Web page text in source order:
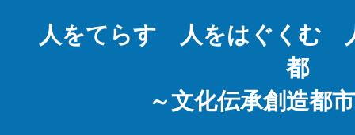
人をてらす 人をはぐくむ
都
～文化伝承創造都